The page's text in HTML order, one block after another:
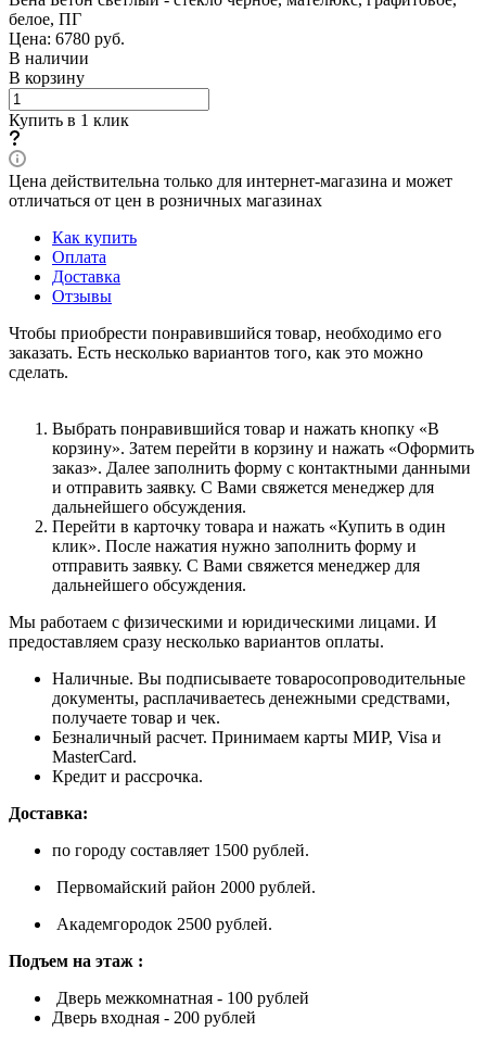
белое, ПГ
Цена: 6780 руб.
В наличии
В корзину
Купить в 1 клик
Цена действительна только для интернет-магазина и может
отличаться от цен в розничных магазинах
Как купить
Оплата
Доставка
Отзывы
Чтобы приобрести понравившийся товар, необходимо его
заказать. Есть несколько вариантов того, как это можно
сделать.
Выбрать понравившийся товар и нажать кнопку «В
корзину». Затем перейти в корзину и нажать «Оформить
заказ». Далее заполнить форму с контактными данными
и отправить заявку. С Вами свяжется менеджер для
дальнейшего обсуждения.
Перейти в карточку товара и нажать «Купить в один
клик». После нажатия нужно заполнить форму и
отправить заявку. С Вами свяжется менеджер для
дальнейшего обсуждения.
Мы работаем с физическими и юридическими лицами. И
предоставляем сразу несколько вариантов оплаты.
Наличные. Вы подписываете товаросопроводительные
документы, расплачиваетесь денежными средствами,
получаете товар и чек.
Безналичный расчет. Принимаем карты МИР, Visa и
MasterCard.
Кредит и рассрочка.
Доставка:
по городу составляет 1500 рублей.
Первомайский район 2000 рублей.
Академгородок 2500 рублей.
Подъем на этаж :
Дверь межкомнатная - 100 рублей
Дверь входная - 200 рублей